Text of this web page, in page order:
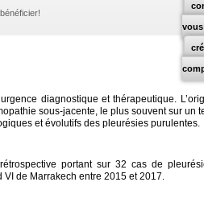
vous
diagnostique et thérapeutique.
sous-jacente, le plus souvent sur un
et évolutifs des pleurésies purulentes.
portant sur 32 cas de
de Marrakech entre 2015 et 2017.